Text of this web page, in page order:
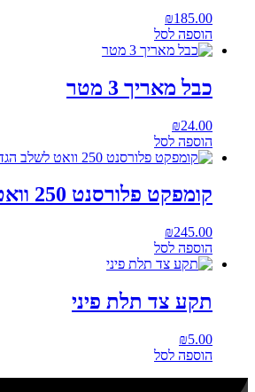
₪185.00
הוספה לסל
כבל מאריך 3 מטר
₪24.00
הוספה לסל
קומפקט פלורסנט 250 וואט לשלב הגדילה
₪245.00
הוספה לסל
תקע צד תלת פיני
₪5.00
הוספה לסל